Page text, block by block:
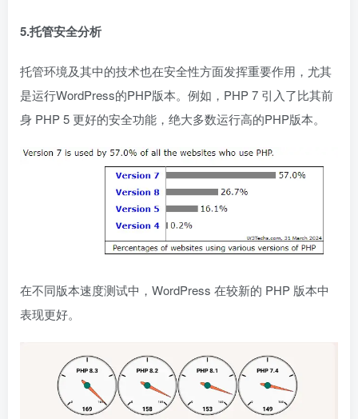
5.托管安全分析
托管环境及其中的技术也在安全性方面发挥重要作用，尤其
是运行WordPress的PHP版本。例如，PHP 7 引入了比其前
身 PHP 5 更好的安全功能，绝大多数运行高的PHP版本。
在不同版本速度测试中，WordPress 在较新的 PHP 版本中
表现更好。